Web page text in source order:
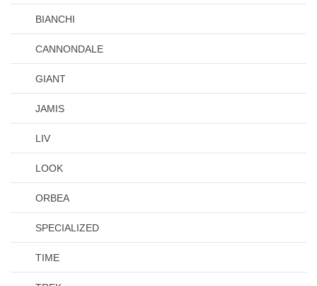
BIANCHI
CANNONDALE
GIANT
JAMIS
LIV
LOOK
ORBEA
SPECIALIZED
TIME